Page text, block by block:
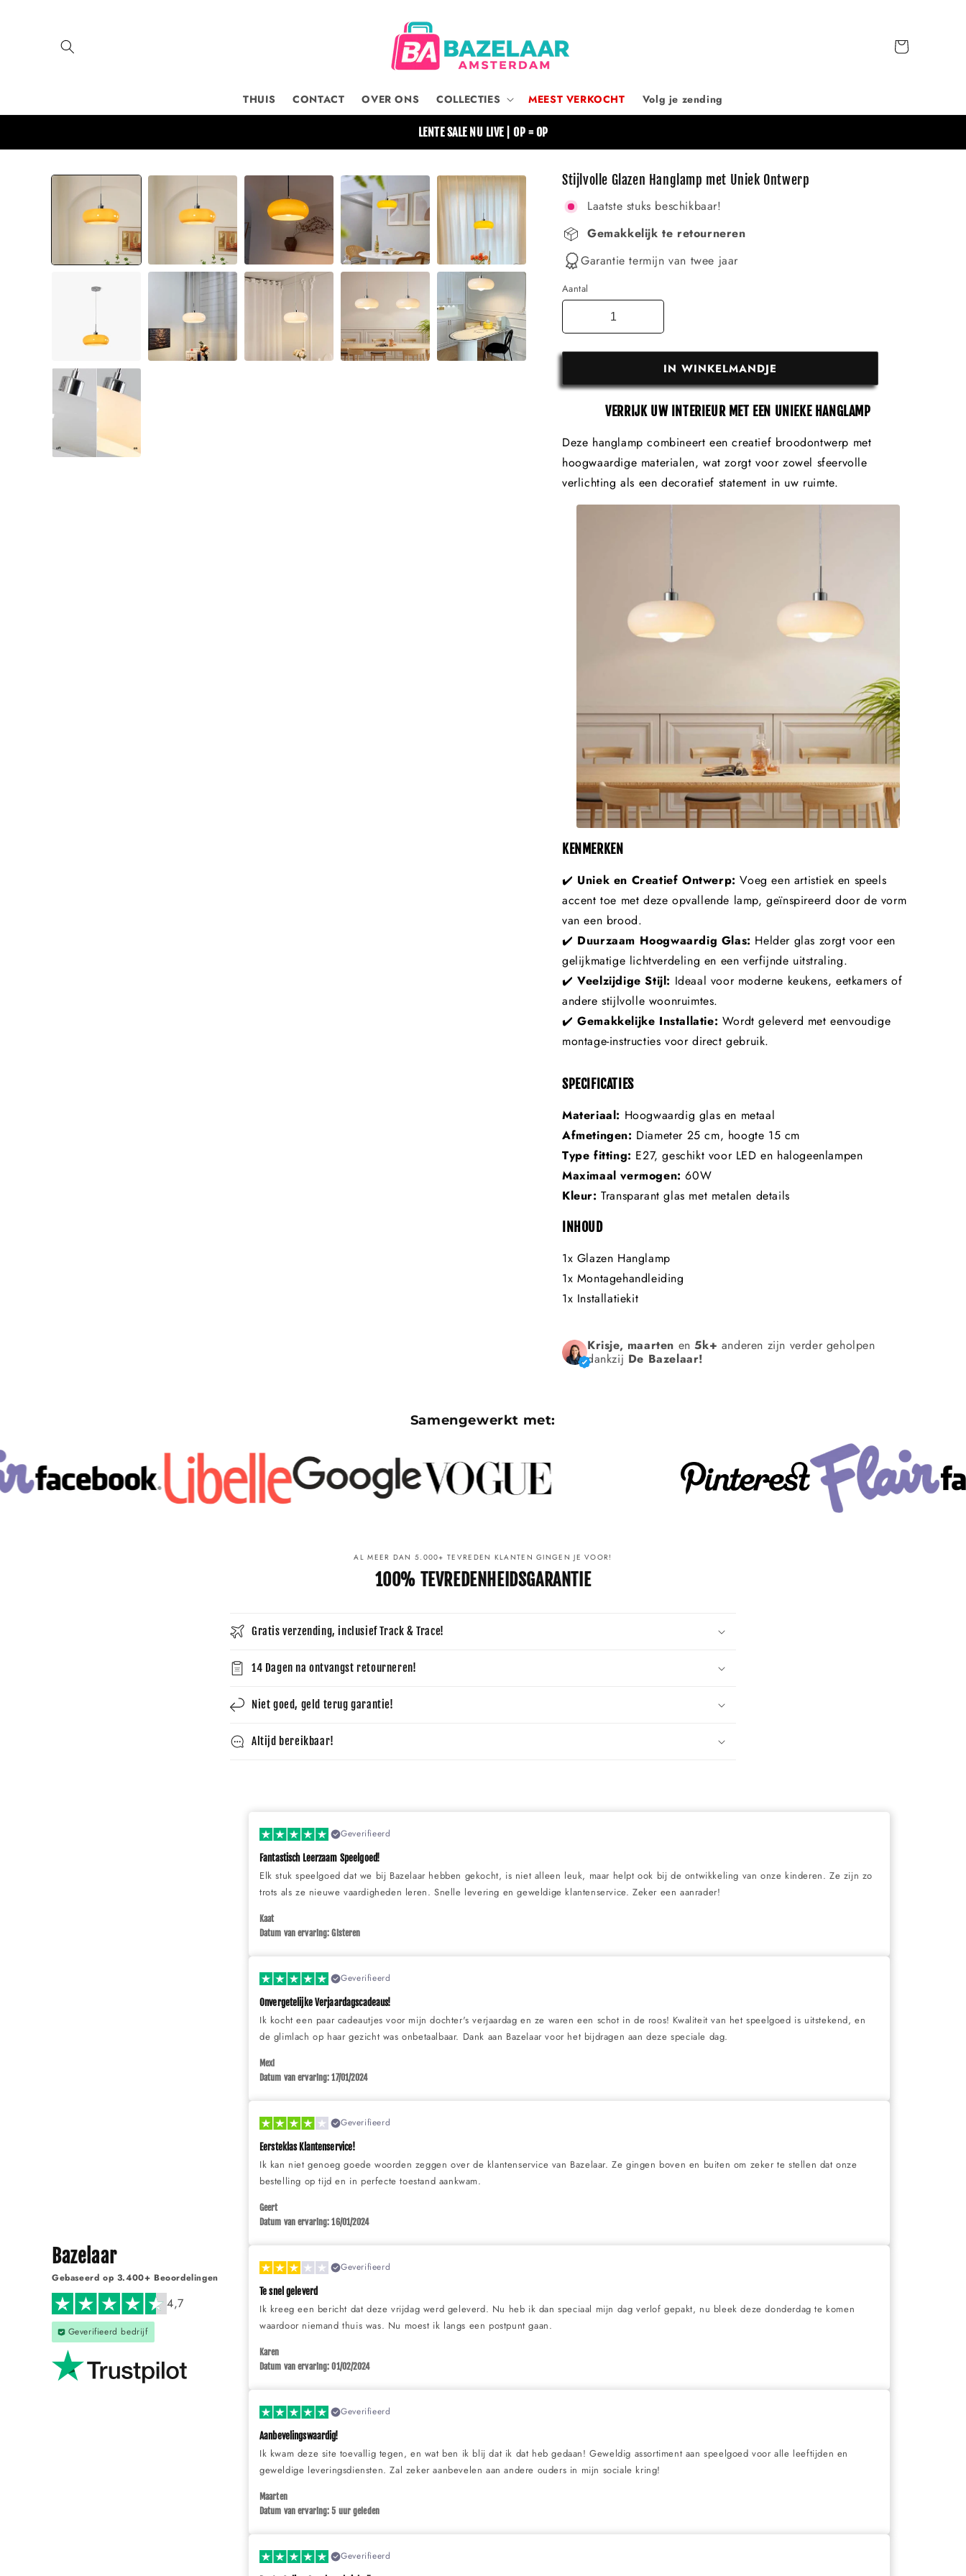
THUIS CONTACT OVER ONS COLLECTIES MEEST VERKOCHT Volg je zending
Winkelwagen
LENTE SALE NU LIVE | OP = OP
Ga direct naar
productinformatie
Stijlvolle Glazen Hanglamp met Uniek Ontwerp
Laatste stuks beschikbaar!
Gemakkelijk te retourneren
Garantie termijn van twee jaar
Aantal
IN WINKELMANDJE
VERRIJK UW INTERIEUR MET EEN UNIEKE HANGLAMP
Deze hanglamp combineert een creatief broodontwerp met
hoogwaardige materialen, wat zorgt voor zowel sfeervolle
verlichting als een decoratief statement in uw ruimte.
KENMERKEN
✔️ Uniek en Creatief Ontwerp: Voeg een artistiek en speels
accent toe met deze opvallende lamp, geïnspireerd door de vorm
van een brood.
✔️ Duurzaam Hoogwaardig Glas: Helder glas zorgt voor een
gelijkmatige lichtverdeling en een verfijnde uitstraling.
✔️Veelzijdige Stijl: Ideaal voor moderne keukens, eetkamers of
andere stijlvolle woonruimtes.
✔️Gemakkelijke Installatie: Wordt geleverd met eenvoudige
montage-instructies voor direct gebruik.
SPECIFICATIES
Materiaal: Hoogwaardig glas en metaal
Afmetingen: Diameter 25 cm, hoogte 15 cm
Type fitting: E27, geschikt voor LED en halogeenlampen
Maximaal vermogen: 60W
Kleur: Transparant glas met metalen details
INHOUD
1x Glazen Hanglamp
1x Montagehandleiding
1x Installatiekit
Krisje, maarten en5k+ anderen zijn verder geholpen
dankzij De Bazelaar!
Samengewerkt met:
AL MEER DAN 5.000+ TEVREDEN KLANTEN GINGEN JE VOOR!
100% TEVREDENHEIDSGARANTIE
Gratis verzending, inclusief Track & Trace!
14 Dagen na ontvangst retourneren!
Niet goed, geld terug garantie!
Altijd bereikbaar!
Bazelaar
Gebaseerd op 3.400+ Beoordelingen
4,7
Geverifieerd bedrijf
Geverifieerd
Fantastisch Leerzaam Speelgoed!
Elk stuk speelgoed dat we bij Bazelaar hebben gekocht, is niet alleen leuk, maar helpt ook bij de ontwikkeling van onze kinderen. Ze zijn zo
trots als ze nieuwe vaardigheden leren. Snelle levering en geweldige klantenservice. Zeker een aanrader!
Kaat
Datum van ervaring: Gisteren
Geverifieerd
Onvergetelijke Verjaardagscadeaus!
Ik kocht een paar cadeautjes voor mijn dochter's verjaardag en ze waren een schot in de roos! Kwaliteit van het speelgoed is uitstekend, en
de glimlach op haar gezicht was onbetaalbaar. Dank aan Bazelaar voor het bijdragen aan deze speciale dag.
Mexi
Datum van ervaring: 17/01/2024
Geverifieerd
Eersteklas Klantenservice!
Ik kan niet genoeg goede woorden zeggen over de klantenservice van Bazelaar. Ze gingen boven en buiten om zeker te stellen dat onze
bestelling op tijd en in perfecte toestand aankwam.
Geert
Datum van ervaring: 16/01/2024
Geverifieerd
Te snel geleverd
Ik kreeg een bericht dat deze vrijdag werd geleverd. Nu heb ik dan speciaal mijn dag verlof gepakt, nu bleek deze donderdag te komen
waardoor niemand thuis was. Nu moest ik langs een postpunt gaan.
Karen
Datum van ervaring: 01/02/2024
Geverifieerd
Aanbevelingswaardig!
Ik kwam deze site toevallig tegen, en wat ben ik blij dat ik dat heb gedaan! Geweldig assortiment aan speelgoed voor alle leeftijden en
geweldige leveringsdiensten. Zal zeker aanbevelen aan andere ouders in mijn sociale kring!
Maarten
Datum van ervaring: 5 uur geleden
Geverifieerd